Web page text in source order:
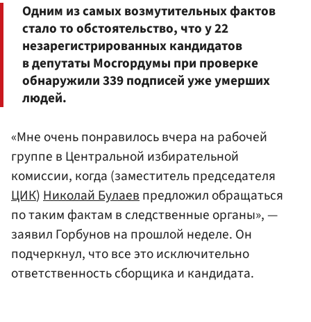
Одним из самых возмутительных фактов
стало то обстоятельство, что у 22
незарегистрированных кандидатов
в депутаты Мосгордумы при проверке
обнаружили 339 подписей уже умерших
людей.
«Мне очень понравилось вчера на рабочей
группе в Центральной избирательной
комиссии, когда (заместитель председателя
ЦИК) Николай Булаев предложил обращаться
по таким фактам в следственные органы», —
заявил Горбунов на прошлой неделе. Он
подчеркнул, что все это исключительно
ответственность сборщика и кандидата.